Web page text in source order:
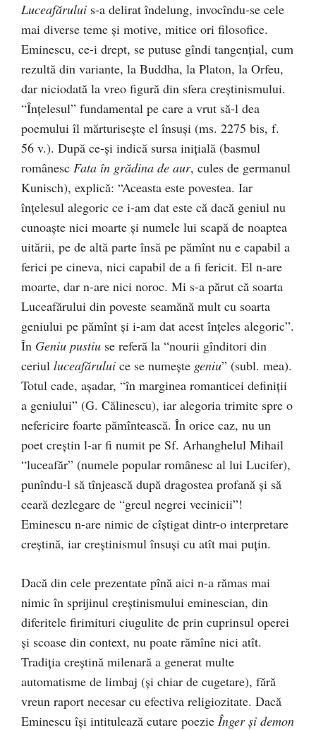
Luceafărului s-a delirat îndelung, invocîndu-se cele
mai diverse teme şi motive, mitice ori filosofice.
Eminescu, ce-i drept, se putuse gîndi tangenţial, cum
rezultă din variante, la Buddha, la Platon, la Orfeu,
dar niciodată la vreo figură din sfera creştinismului.
“Înţelesul” fundamental pe care a vrut să-l dea
poemului îl mărturiseşte el însuşi (ms. 2275 bis, f.
56 v.). După ce-şi indică sursa iniţială (basmul
românesc Fata în grădina de aur, cules de germanul
Kunisch), explică: “Aceasta este povestea. Iar
înţelesul alegoric ce i-am dat este că dacă geniul nu
cunoaşte nici moarte şi numele lui scapă de noaptea
uitării, pe de altă parte însă pe pămînt nu e capabil a
ferici pe cineva, nici capabil de a fi fericit. El n-are
moarte, dar n-are nici noroc. Mi s-a părut că soarta
Luceafărului din poveste seamănă mult cu soarta
geniului pe pămînt şi i-am dat acest înţeles alegoric”.
În Geniu pustiu se referă la “nourii gînditori din
ceriul luceafărului ce se numeşte geniu” (subl. mea).
Totul cade, aşadar, “în marginea romanticei definiţii
a geniului” (G. Călinescu), iar alegoria trimite spre o
nefericire foarte pămîntească. În orice caz, nu un
poet creştin l-ar fi numit pe Sf. Arhanghelul Mihail
“luceafăr” (numele popular românesc al lui Lucifer),
punîndu-l să tînjească după dragostea profană şi să
ceară dezlegare de “greul negrei vecinicii”!
Eminescu n-are nimic de cîştigat dintr-o interpretare
creştină, iar creştinismul însuşi cu atît mai puţin.
Dacă din cele prezentate pînă aici n-a rămas mai
nimic în sprijinul creştinismului eminescian, din
diferitele firimituri ciugulite de prin cuprinsul operei
şi scoase din context, nu poate rămîne nici atît.
Tradiţia creştină milenară a generat multe
automatisme de limbaj (şi chiar de cugetare), fără
vreun raport necesar cu efectiva religiozitate. Dacă
Eminescu îşi intitulează cutare poezie Înger şi demon